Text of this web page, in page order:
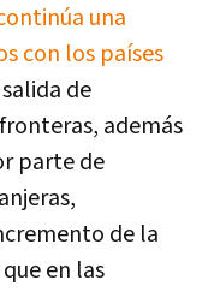
una
con los países
de
además
parte de
de la
en las